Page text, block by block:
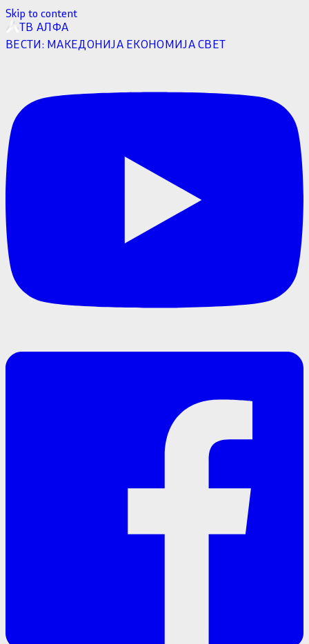
Skip to content
ТВ АЛФА
ВЕСТИ: МАКЕДОНИЈА ЕКОНОМИЈАСВЕТ